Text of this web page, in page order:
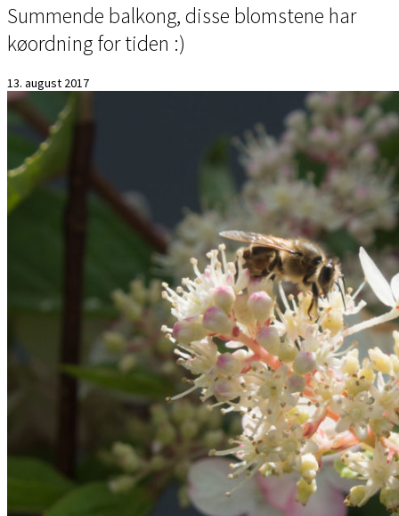
Summende balkong, disse blomstene har
køordning for tiden :)
13. august 2017